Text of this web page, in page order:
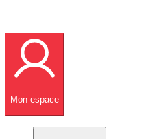
Mon espace